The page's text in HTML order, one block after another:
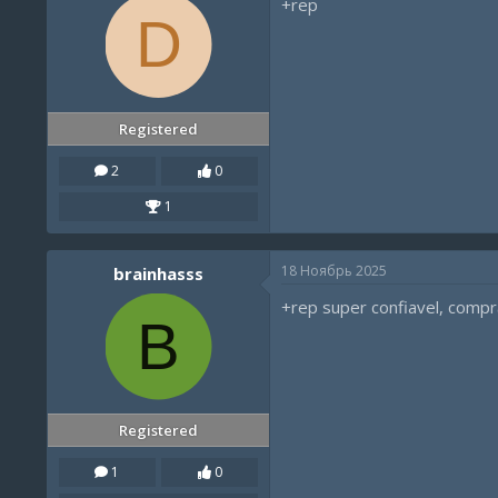
D
Registered
2
0
1
+rep
brainhasss
B
Registered
1
0
18 Ноябрь 2025
+rep super confiavel,